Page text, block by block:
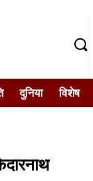
दुनिया विशेष